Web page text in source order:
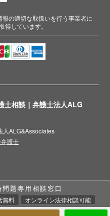
士相談｜弁護士法人ALG
の適切な取扱いを行う事業者に
得しています。
ALG&Associates
護士
題専用相談窓口
無料 オンライン法律相談可能